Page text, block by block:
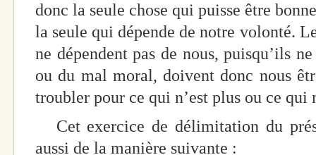
donc la seule chose qui puisse être
la seule qui dépende de notre volonté.
ne dépendent pas de nous, puisqu’ils
ou du mal moral, doivent donc nous
troubler pour ce qui n’est plus ou ce qui
Cet exercice de délimitation du
aussi de la manière suivante :